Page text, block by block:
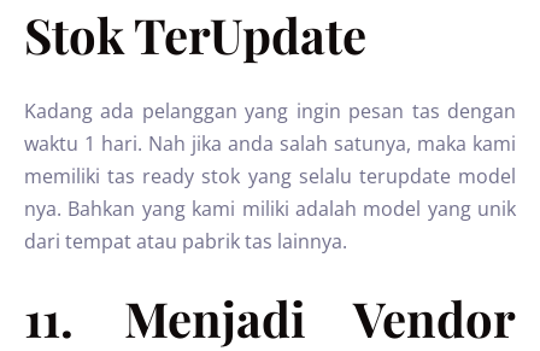
Stok TerUpdate
Kadang ada pelanggan yang ingin pesan tas dengan
waktu 1 hari. Nah jika anda salah satunya, maka kami
memiliki tas ready stok yang selalu terupdate model
nya. Bahkan yang kami miliki adalah model yang unik
dari tempat atau pabrik tas lainnya.
11. Menjadi Vendor